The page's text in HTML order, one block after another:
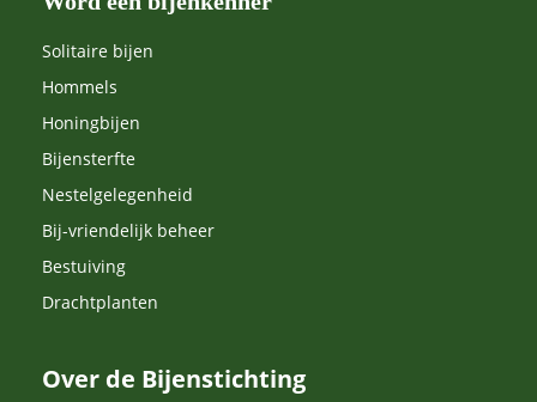
Solitaire bijen
Hommels
Honingbijen
Bijensterfte
Nestelgelegenheid
Bij-vriendelijk beheer
Bestuiving
Drachtplanten
Over de Bijenstichting